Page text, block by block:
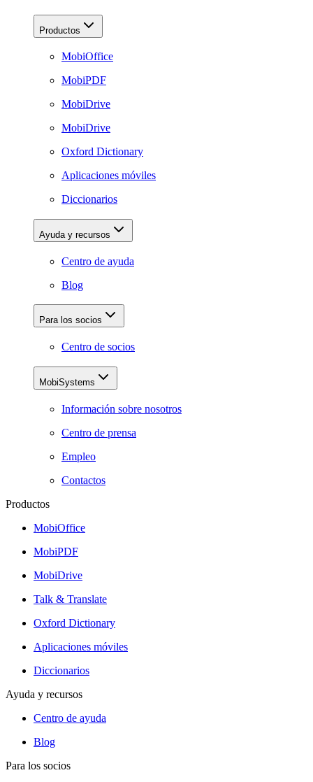
Productos
MobiOffice
MobiPDF
MobiDrive
MobiDrive
Oxford Dictionary
Aplicaciones móviles
Diccionarios
Ayuda y recursos
Centro de ayuda
Blog
Para los socios
Centro de socios
MobiSystems
Información sobre nosotros
Centro de prensa
Empleo
Contactos
Productos
MobiOffice
MobiPDF
MobiDrive
Talk & Translate
Oxford Dictionary
Aplicaciones móviles
Diccionarios
Ayuda y recursos
Centro de ayuda
Blog
Para los socios